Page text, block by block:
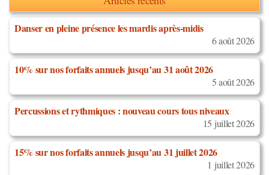
Danser en pleine présence les mardis après-midis
6 août 2026
10% sur nos forfaits annuels jusqu’au 31 août 2026
5 août 2026
Percussions et rythmiques : nouveau cours tous niveaux
15 juillet 2026
15% sur nos forfaits annuels jusqu’au 31 juillet 2026
1 juillet 2026